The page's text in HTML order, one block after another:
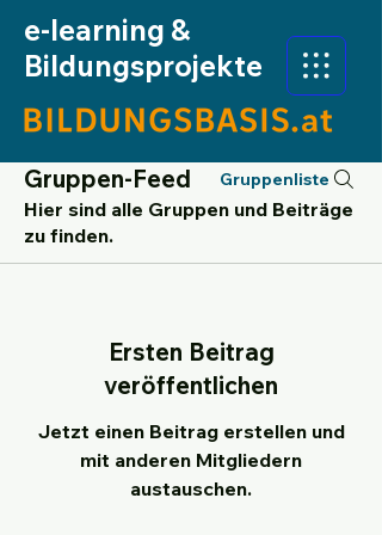
e-learning &
Bildungsprojekte
Gruppen-Feed Gruppenliste
Hier sind alle Gruppen und Beiträge
zu finden.
Ersten Beitrag
veröffentlichen
Jetzt einen Beitrag erstellen und
mit anderen Mitgliedern
austauschen.